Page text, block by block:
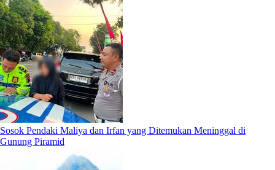
Sosok Pendaki Maliya dan Irfan yang Ditemukan Meninggal di
Gunung Piramid